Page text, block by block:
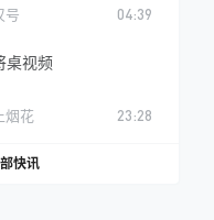
号 04:39
桌视频
烟花 23:28
快讯